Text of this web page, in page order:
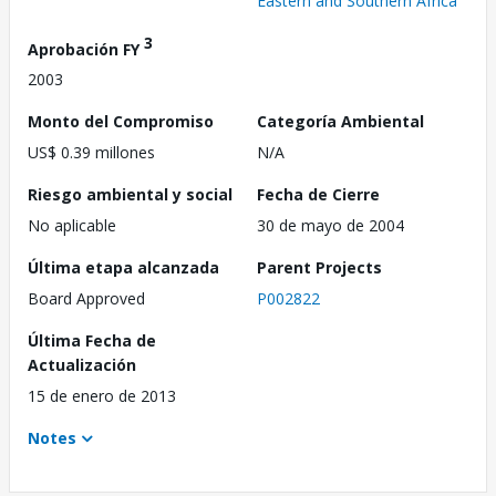
Aprobación FY3
2003
Monto del Compromiso
US$ 0.39 millones
Categoría Ambiental
N/A
Riesgo ambiental y social
No aplicable
Fecha de Cierre
30 de mayo de 2004
Última etapa alcanzada
Board Approved
Parent Projects
P002822
Última Fecha de
Actualización
15 de enero de 2013
Notes